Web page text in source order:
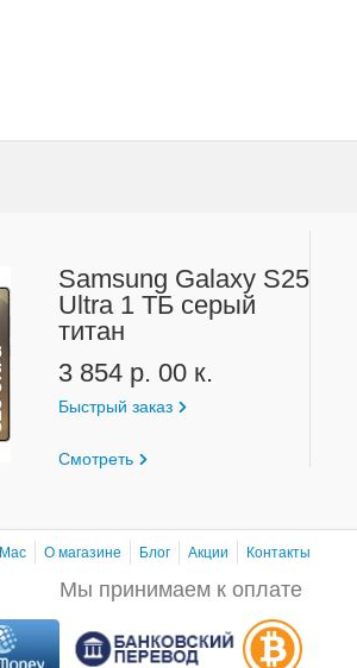
Samsung Galaxy S25
Ultra 1 ТБ серый
титан
3 854 р. 00 к.
Быстрый заказ
Смотреть
Mac О магазине Блог Акции Контакты
Мы принимаем к оплате